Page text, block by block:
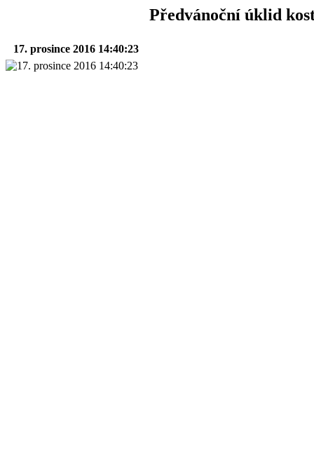
Předvánoční úklid
17. prosince 2016 14:40:23